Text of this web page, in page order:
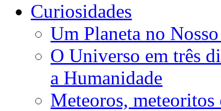
Curiosidades
Um Planeta no
O Universo em três
a Humanidade
Meteoros, meteoritos